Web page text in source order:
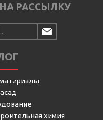
РАССЫЛКУ
химия